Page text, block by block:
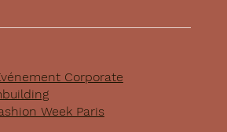
Corporate
Week Paris